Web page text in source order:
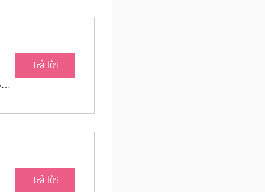
Baton Roots Community Farm
Trả lời
Trả lời